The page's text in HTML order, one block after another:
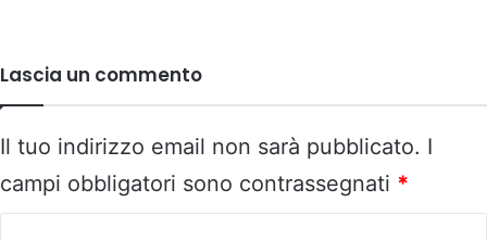
Lascia un commento
Il tuo indirizzo email non sarà pubblicato. I
campi obbligatori sono contrassegnati *